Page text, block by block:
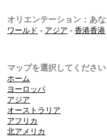
オリエンテーション：あ
ワールド - アジア -香港香港
マップを選択してください
ホーム
ヨーロッパ
アジア
オーストラリア
アフリカ
北アメリカ